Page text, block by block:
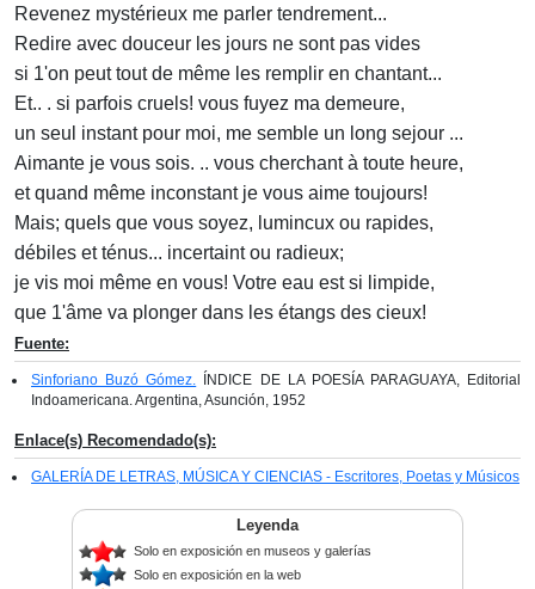
Revenez mystérieux me parler tendrement...
Redire avec douceur les jours ne sont pas vides
si 1'on peut tout de même les remplir en chantant...
Et.. . si parfois cruels! vous fuyez ma demeure,
un seul instant pour moi, me semble un long sejour ...
Aimante je vous sois. .. vous cherchant à toute heure,
et quand même inconstant je vous aime toujours!
Mais; quels que vous soyez, lumincux ou rapides,
débiles et ténus... incertaint ou radieux;
je vis moi même en vous! Votre eau est si limpide,
que 1'âme va plonger dans les étangs des cieux!
Fuente:
Sinforiano Buzó Gómez. ÍNDICE DE LA POESÍA PARAGUAYA, Editorial
Indoamericana. Argentina, Asunción, 1952
Enlace(s) Recomendado(s):
GALERÍA DE LETRAS, MÚSICA Y CIENCIAS - Escritores, Poetas y Músicos
Leyenda
Solo en exposición en museos y galerías
Solo en exposición en la web